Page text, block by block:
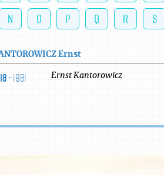
N
O P Q R S
Ernst
- 1981 Ernst Kantorowicz